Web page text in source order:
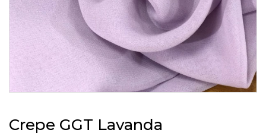
Crepe GGT Lavanda